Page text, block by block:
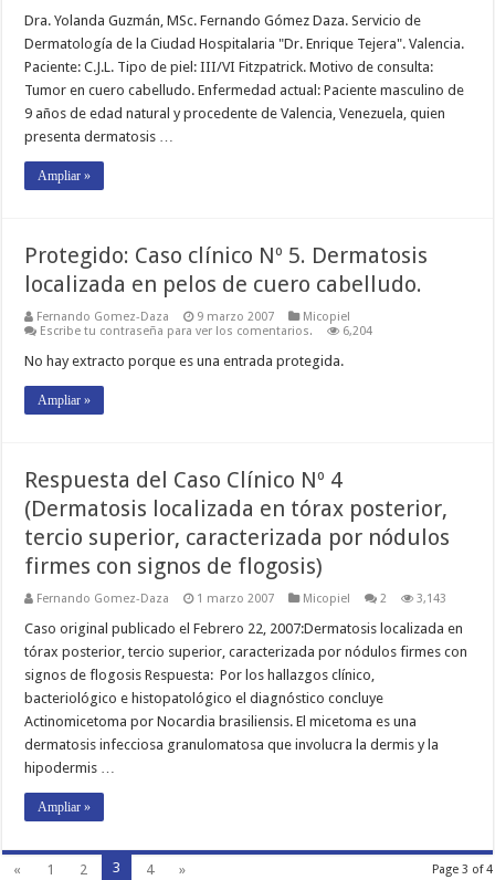
Dra. Yolanda Guzmán, MSc. Fernando Gómez Daza. Servicio de
Dermatología de la Ciudad Hospitalaria "Dr. Enrique Tejera". Valencia.
Paciente: C.J.L. Tipo de piel: III/VI Fitzpatrick. Motivo de consulta:
Tumor en cuero cabelludo. Enfermedad actual: Paciente masculino de
9 años de edad natural y procedente de Valencia, Venezuela, quien
presenta dermatosis …
Ampliar »
Protegido: Caso clínico Nº 5. Dermatosis
localizada en pelos de cuero cabelludo.
Fernando Gomez-Daza 9 marzo 2007
Micopiel
Escribe tu contraseña para ver los comentarios.
6,204
No hay extracto porque es una entrada protegida.
Ampliar »
Respuesta del Caso Clínico Nº 4
(Dermatosis localizada en tórax posterior,
tercio superior, caracterizada por nódulos
firmes con signos de flogosis)
Fernando Gomez-Daza 1 marzo 2007 Micopiel 2 3,143
Caso original publicado el Febrero 22, 2007:Dermatosis localizada en
tórax posterior, tercio superior, caracterizada por nódulos firmes con
signos de flogosis Respuesta: Por los hallazgos clínico,
bacteriológico e histopatológico el diagnóstico concluye
Actinomicetoma por Nocardia brasiliensis. El micetoma es una
dermatosis infecciosa granulomatosa que involucra la dermis y la
hipodermis …
Ampliar »
Page 3 of 4
« 1 2 3 4 »